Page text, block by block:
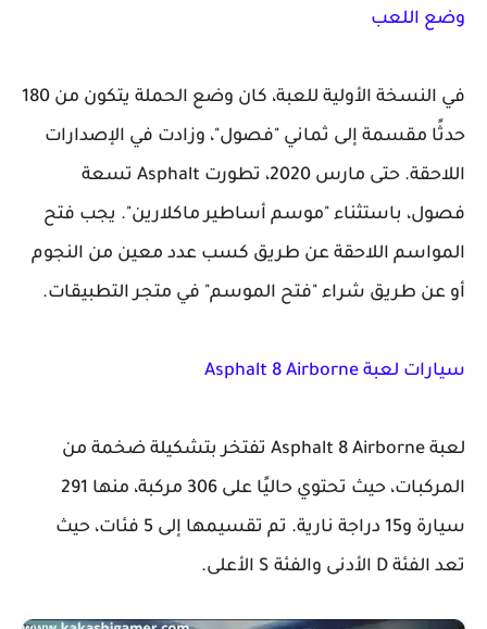
وضع اللعب
في النسخة الأولية للعبة، كان وضع الحملة يتكون من 180
حدثًا مقسمة إلى ثماني "فصول"، وزادت في الإصدارات
اللاحقة. حتى مارس 2020، تطورت Asphalt تسعة
فصول، باستثناء "موسم أساطير ماكلارين". يجب فتح
المواسم اللاحقة عن طريق كسب عدد معين من النجوم
أو عن طريق شراء "فتح الموسم" في متجر التطبيقات.
سيارات لعبة Asphalt 8 Airborne
لعبة Asphalt 8 Airborne تفتخر بتشكيلة ضخمة من
المركبات، حيث تحتوي حاليًا على 306 مركبة، منها 291
سيارة و15 دراجة نارية. تم تقسيمها إلى 5 فئات، حيث
تعد الفئة D الأدنى والفئة S الأعلى.